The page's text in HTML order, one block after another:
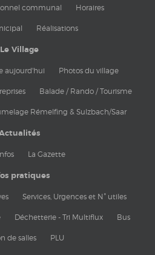
communal Horaires
Réalisations
Le Village
aujourd'hui Photos du village
Balade / Rando / Tourisme
Rémelfing & Sulzbach/Saar
La Gazette
pratiques
Services, Urgences et N° utiles
Déchetterie - Tri Multiflux Bus
de salles PLU